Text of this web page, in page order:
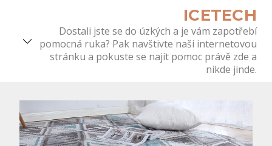
content
ICETECH
Dostali jste se do úzkých a je vám zapotřebí
pomocná ruka? Pak navštivte naši internetovou
stránku a pokuste se najít pomoc právě zde a
nikde jinde.